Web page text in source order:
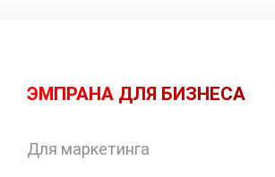
ЭМПРАНА ДЛЯ БИЗНЕСА
Для маркетинга